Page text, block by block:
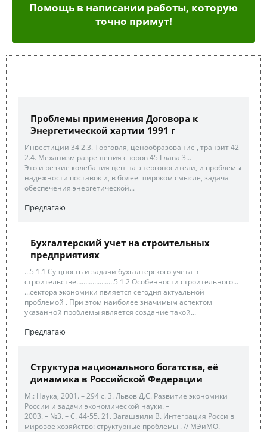
Помощь в написании работы, которую
точно примут!
Проблемы применения Договора к
Энергетической хартии 1991 г
Инвестиции 34 2.3. Торговля, ценообразование , транзит 42
2.4. Механизм разрешения споров 45 Глава 3...
Это и резкие колебания цен на энергоносители, и проблемы
надежности поставок и, в более широком смысле, задача
обеспечения энергетической...
Предлагаю
Бухгалтерский учет на строительных
предприятиях
...5 1.1 Сущность и задачи бухгалтерского учета в
строительстве…………...……5 1.2 Особенности строительного...
...сектора экономики является сегодня актуальной
проблемой . При этом наиболее значимым аспектом
указанной проблемы является создание такой...
Предлагаю
Структура национального богатства, её
динамика в Российской Федерации
М.: Наука, 2001. – 294 с. 3. Львов Д.С. Развитие экономики
России и задачи экономической науки. –
2003. – №3. – С. 44-55. 21. Загашвили В. Интеграция Росси в
мировое хозяйство: структурные проблемы . // МЭиМО. –